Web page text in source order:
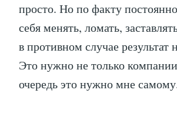
просто. Но по факту
себя менять, ломать,
в противном случае результат
Это нужно не только
очередь это нужно мне